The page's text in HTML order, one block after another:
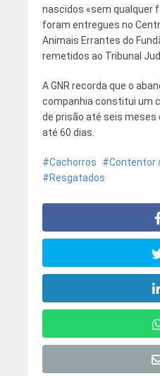
nascidos «sem qualquer
foram entregues no
Animais Errantes do
remetidos ao Tribunal
A GNR recorda que o
companhia constitui um
de prisão até seis meses
até 60 dias.
Cachorros Contentor
Resgatados